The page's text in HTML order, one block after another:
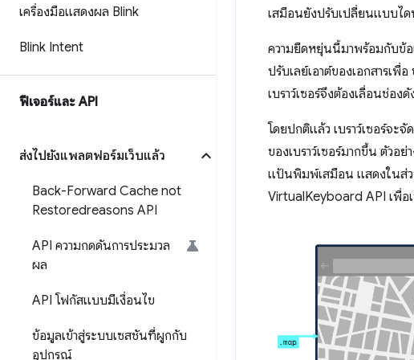
เครื่องมือแสดงผล Blink
Blink Intent
ฟีเจอร์และ API
ส่งไปยังแพลตฟอร์มเว็บแล้ว
Back-Forward Cache not
Restoredreasons API
API ความกดดันการประมวล
ผล
API โฟกัสแบบมีเงื่อนไข
ข้อมูลเข้าสู่ระบบเซสชันที่ผูกกับ
อุปกรณ์
เสมือนยังปรับเปลี่ยนแบบไ
ความยืดหยุ่นนี้มาพร้อมกับข้อ
ปรับเลย์เอาต์ของเอกสารเ
เบราว์เซอร์จึงต้องเลื่อนช่อง
โดยปกติแล้ว เบราว์เซอร์จ
ของเบราว์เซอร์มากขึ้น ตัว
แป้นพิมพ์เสมือน แสดงในส่ว
VirtualKeyboard API เพื่อ